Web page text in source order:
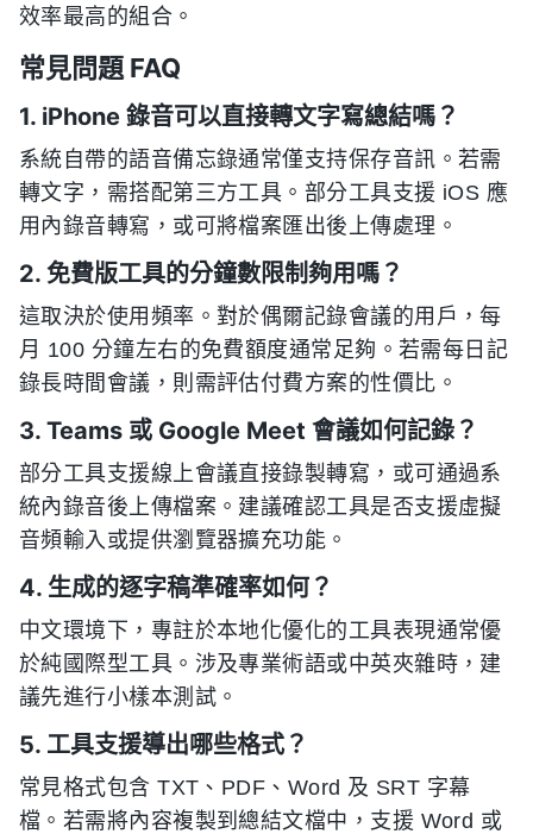
效率最高的組合。
常見問題 FAQ
1. iPhone 錄音可以直接轉文字寫總結嗎？
系統自帶的語音備忘錄通常僅支持保存音訊。若需
轉文字，需搭配第三方工具。部分工具支援 iOS 應
用內錄音轉寫，或可將檔案匯出後上傳處理。
2. 免費版工具的分鐘數限制夠用嗎？
這取決於使用頻率。對於偶爾記錄會議的用戶，每
月 100 分鐘左右的免費額度通常足夠。若需每日記
錄長時間會議，則需評估付費方案的性價比。
3. Teams 或 Google Meet 會議如何記錄？
部分工具支援線上會議直接錄製轉寫，或可通過系
統內錄音後上傳檔案。建議確認工具是否支援虛擬
音頻輸入或提供瀏覽器擴充功能。
4. 生成的逐字稿準確率如何？
中文環境下，專註於本地化優化的工具表現通常優
於純國際型工具。涉及專業術語或中英夾雜時，建
議先進行小樣本測試。
5. 工具支援導出哪些格式？
常見格式包含 TXT、PDF、Word 及 SRT 字幕
檔。若需將內容複製到總結文檔中，支援 Word 或